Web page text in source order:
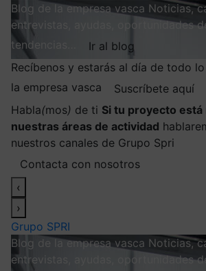
Blog de la empresa vasca Noticias,
entrevistas, ayudas, oportunidades
tendencias…
Ir al blog
Recíbenos y estarás al día de todo
la empresa vasca
Suscríbete aquí
Habla(mos) de ti Si tu proyecto
nuestras áreas de actividad
nuestros canales de Grupo Spri
Contacta con nosotros
‹
›
Grupo SPRI
Blog de la empresa vasca Noticias,
entrevistas, ayudas, oportunidades